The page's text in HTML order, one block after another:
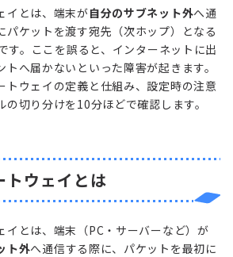
イとは、端末が自分のサブネット外へ通
パケットを渡す宛先（次ホップ）となる
す。ここを誤ると、インターネットに出
へ届かないといった障害が起きます。
トウェイの定義と仕組み、設定時の注意
切り分けを10分ほどで確認します。
トウェイとは
イとは、端末（PC・サーバーなど）が
ト外へ通信する際に、パケットを最初に